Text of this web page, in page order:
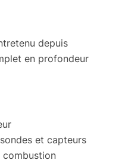
depuis
en profondeur
et capteurs